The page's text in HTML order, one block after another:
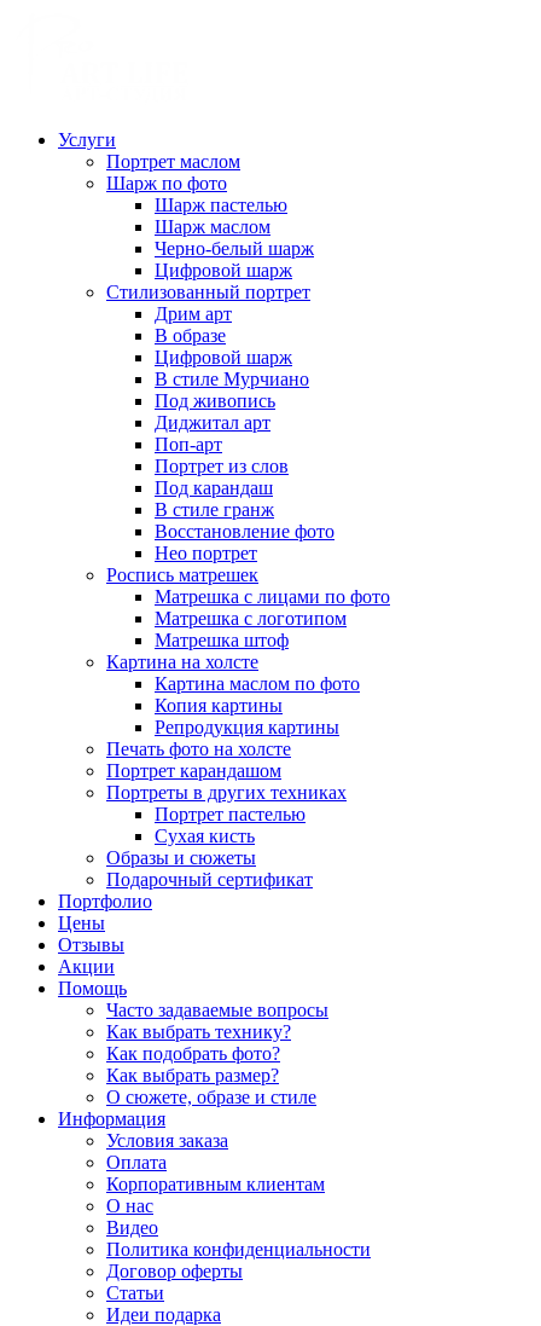
Услуги
Портрет маслом
Шарж по фото
Шарж пастелью
Шарж маслом
Черно-белый шарж
Цифровой шарж
Стилизованный портрет
Дрим арт
В образе
Цифровой шарж
В стиле Мурчиано
Под живопись
Диджитал арт
Поп-арт
Портрет из слов
Под карандаш
В стиле гранж
Восстановление фото
Нео портрет
Роспись матрешек
Матрешка с лицами по фото
Матрешка с логотипом
Матрешка штоф
Картина на холсте
Картина маслом по фото
Копия картины
Репродукция картины
Печать фото на холсте
Портрет карандашом
Портреты в других техниках
Портрет пастелью
Сухая кисть
Образы и сюжеты
Подарочный сертификат
Портфолио
Цены
Отзывы
Акции
Помощь
Часто задаваемые вопросы
Как выбрать технику?
Как подобрать фото?
Как выбрать размер?
О сюжете, образе и стиле
Информация
Условия заказа
Оплата
Корпоративным клиентам
О нас
Видео
Политика конфиденциальности
Договор оферты
Статьи
Идеи подарка